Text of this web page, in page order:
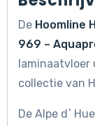
De Hoomline
969 –
laminaatvloer
collectie van
De Alpe d`